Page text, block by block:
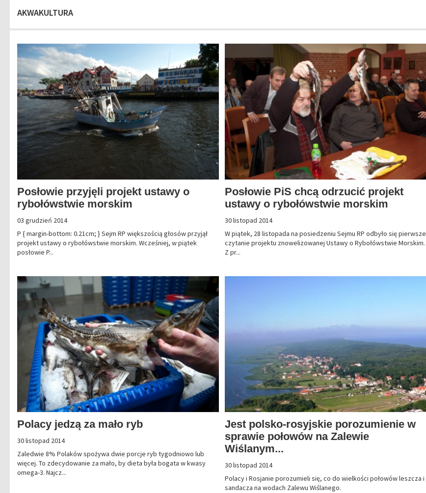
AKWAKULTURA
Posłowie przyjęli projekt ustawy o
rybołówstwie morskim
03 grudzień 2014
P { margin-bottom: 0.21cm; } Sejm RP większością głosów przyjął
projekt ustawy o rybołówstwie morskim. Wcześniej, w piątek
posłowie P...
Posłowie PiS chcą odrzucić projekt
ustawy o rybołówstwie morskim
30 listopad 2014
W piątek, 28 listopada na posiedzeniu Sejmu RP odbyło się pierwsze
czytanie projektu znowelizowanej Ustawy o Rybołówstwie Morskim.
Z pr...
Polacy jedzą za mało ryb
30 listopad 2014
Zaledwie 8% Polaków spożywa dwie porcje ryb tygodniowo lub
więcej. To zdecydowanie za mało, by dieta była bogata w kwasy
omega-3. Najcz...
Jest polsko-rosyjskie porozumienie w
sprawie połowów na Zalewie
Wiślanym...
30 listopad 2014
Polacy i Rosjanie porozumieli się, co do wielkości połowów leszcza i
sandacza na wodach Zalewu Wiślanego.